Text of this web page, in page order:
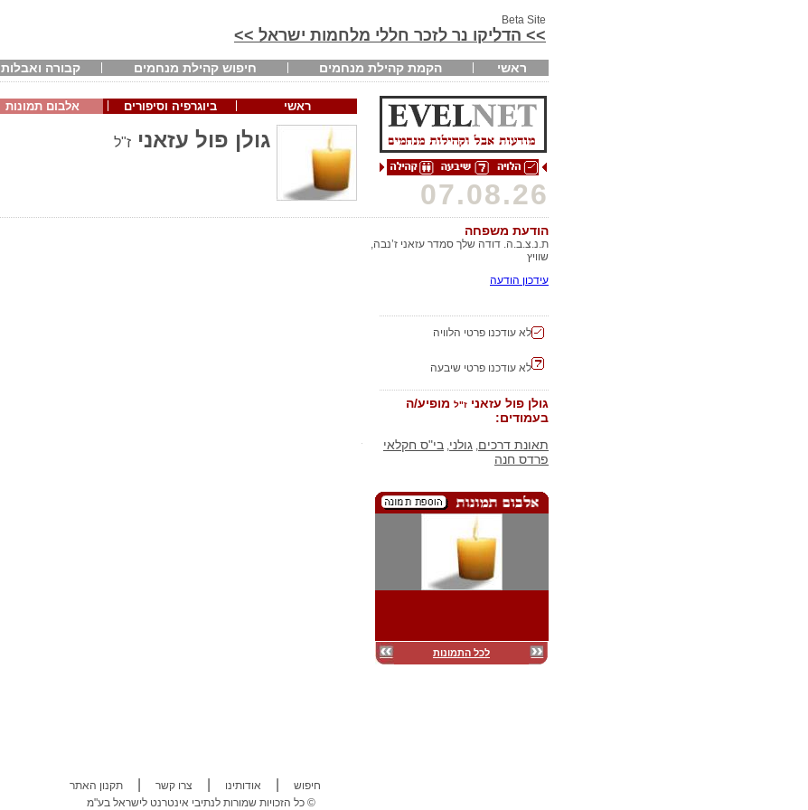
Beta Site
>> הדליקו נר לזכר חללי מלחמות ישראל >>
ראשי הקמת קהילת מנחמים חיפוש קהילת מנחמים קבורה ואבלות
ראשי ביוגרפיה וסיפורים אלבום תמונות
גולן פול עזאני ז"ל
07.08.26
הודעת משפחה
ת.נ.צ.ב.ה. דודה שלך סמדר עזאני ז’נבה,
שוויץ
עידכון הודעה
לא עודכנו פרטי הלוויה
לא עודכנו פרטי שיבעה
גולן פול עזאני ז"ל מופיע/ה
בעמודים:
תאונת דרכים, גולני, בי"ס חקלאי
פרדס חנה
לכל התמונות
חיפוש אודותינו צרו קשר
תקנון האתר
כל הזכויות שמורות לנתיבי אינטרנט לישראל בע"מ ©